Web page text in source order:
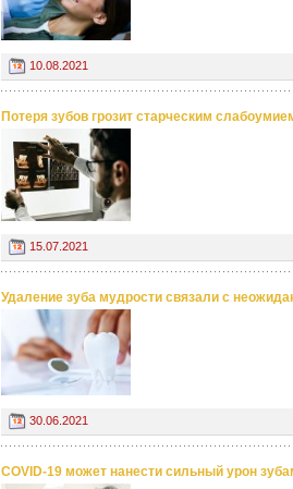
10.08.2021
Потеря зубов грозит старческим
15.07.2021
Удаление зуба мудрости связали с
30.06.2021
COVID-19 может нанести сильный урон